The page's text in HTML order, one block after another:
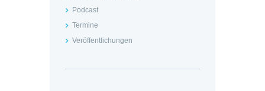
Podcast
Termine
Veröffentlichungen